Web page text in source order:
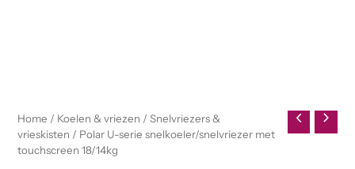
Home / Koelen & vriezen /Snelvriezers &
vrieskisten / Polar U-serie snelkoeler/snelvriezer met
touchscreen 18/14kg